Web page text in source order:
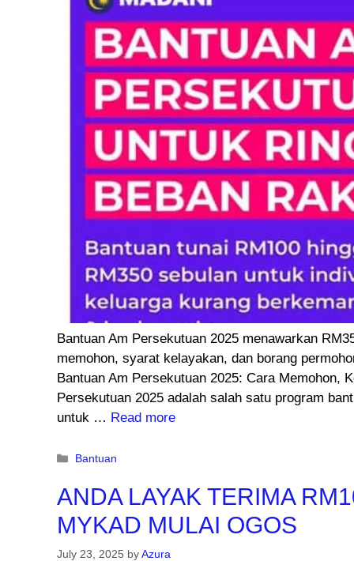
Bantuan Am Persekutuan 2025 menawarkan
memohon, syarat kelayakan, dan borang
Bantuan Am Persekutuan 2025: Cara Memohon,
Persekutuan 2025 adalah salah satu program
untuk … Read more
Categories
Bantuan
ANDA LAYAK TERIMA
MYKAD MULAI OGOS
July 23, 2025 byAzura